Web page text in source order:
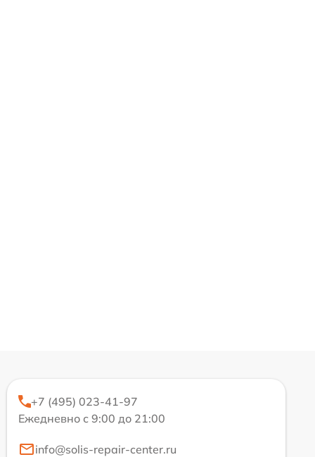
+7 (495) 023-41-97
Ежедневно с 9:00 до 21:00
info@solis-repair-center.ru